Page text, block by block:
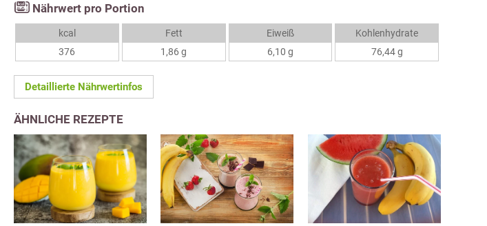
Nährwert pro Portion
kcal
376
Fett
1,86 g
Eiweiß
6,10 g
Kohlenhydrate
76,44 g
Detaillierte Nährwertinfos
ÄHNLICHE REZEPTE